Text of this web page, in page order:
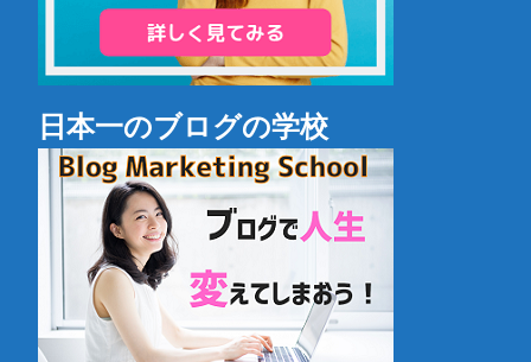
日本一のブログの学校